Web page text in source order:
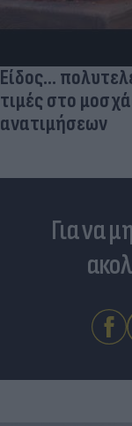
κίνδυνος
Για να